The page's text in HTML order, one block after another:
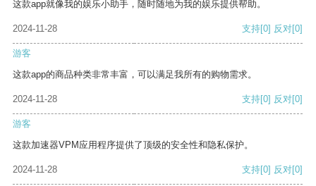
这款app就像我的娱乐小助手，随时随地为我的娱乐提供帮助。
2024-11-28 支持[0] 反对[0]
游客
这款app的商品种类非常丰富，可以满足我所有的购物需求。
2024-11-28 支持[0] 反对[0]
游客
这款加速器VPM应用程序提供了顶级的安全性和隐私保护。
2024-11-28 支持[0] 反对[0]